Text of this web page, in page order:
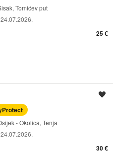
Tomićev put
24.07.2026.
25 €
- Okolica, Tenja
24.07.2026.
30 €